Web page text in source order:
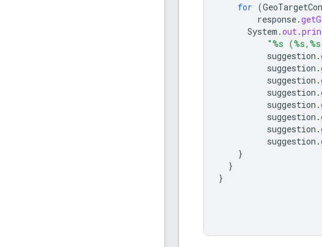
for (
response.
System .out.
"%s
suggestion .
suggestion .
suggestion .
suggestion .
suggestion .
suggestion .
suggestion .
suggestion .
}
}
}